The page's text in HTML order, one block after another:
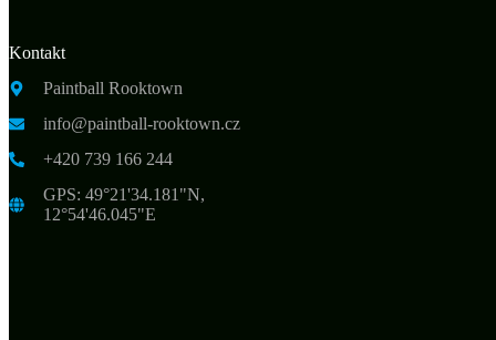
Kontakt
Paintball Rooktown
info@paintball-rooktown.cz
+420 739 166 244
GPS: 49°21'34.181"N,
12°54'46.045"E